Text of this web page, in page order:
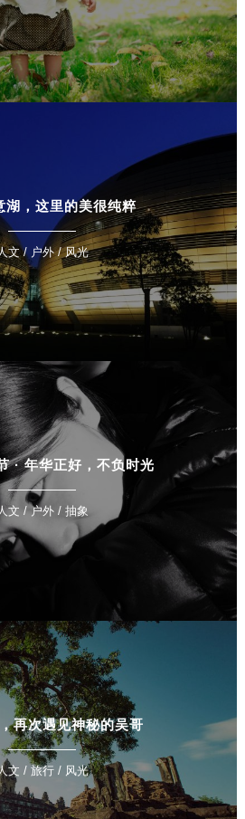
湖，这里的美很纯粹
文 / 户外 / 风光
· 年华正好，不负时光
文 / 户外 / 抽象
再次遇见神秘的吴哥
人文 / 旅行 / 风光